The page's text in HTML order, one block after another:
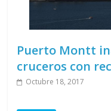
Puerto Montt
cruceros con
Octubre 18, 2017